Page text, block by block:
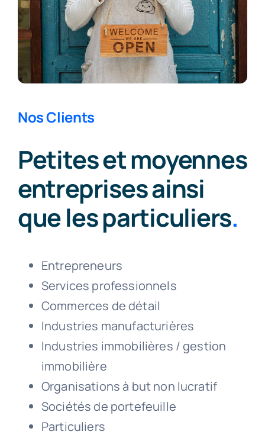
Nos Clients
Petites et moyennes
entreprises ainsi
que les particuliers.
Entrepreneurs
Services professionnels
Commerces de détail
Industries manufacturières
Industries immobilières / gestion
immobilière
Organisations à but non lucratif
Sociétés de portefeuille
Particuliers